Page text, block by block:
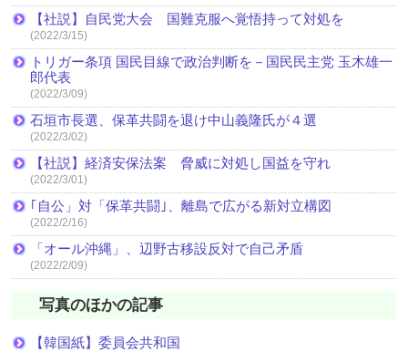
【社説】自民党大会 国難克服へ覚悟持って対処を
(2022/3/15)
トリガー条項 国民目線で政治判断を－国民民主党 玉木雄一
郎代表
(2022/3/09)
石垣市長選、保革共闘を退け中山義隆氏が４選
(2022/3/02)
【社説】経済安保法案 脅威に対処し国益を守れ
(2022/3/01)
｢自公」対「保革共闘｣、離島で広がる新対立構図
(2022/2/16)
「オール沖縄」、辺野古移設反対で自己矛盾
(2022/2/09)
写真のほかの記事
【韓国紙】委員会共和国